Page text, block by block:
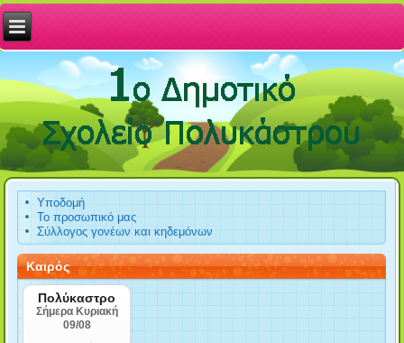
Υποδομή
Το προσωπικό μας
Σύλλογος γονέων και κηδεμόνων
Καιρός